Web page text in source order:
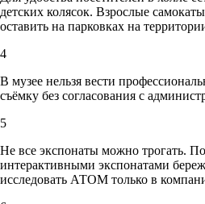
детских колясок. Взрослые
оставить на парковках на
4
В музее нельзя вести
съёмку без согласования с
5
Не все экспонаты можно трогать.
интерактивными экспонатами
исследовать АТОМ только в